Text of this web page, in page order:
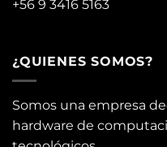
+56 9 3416 5163
¿QUIENES SOMOS?
Somos una empresa
hardware de